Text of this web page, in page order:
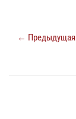
← Предыдущая